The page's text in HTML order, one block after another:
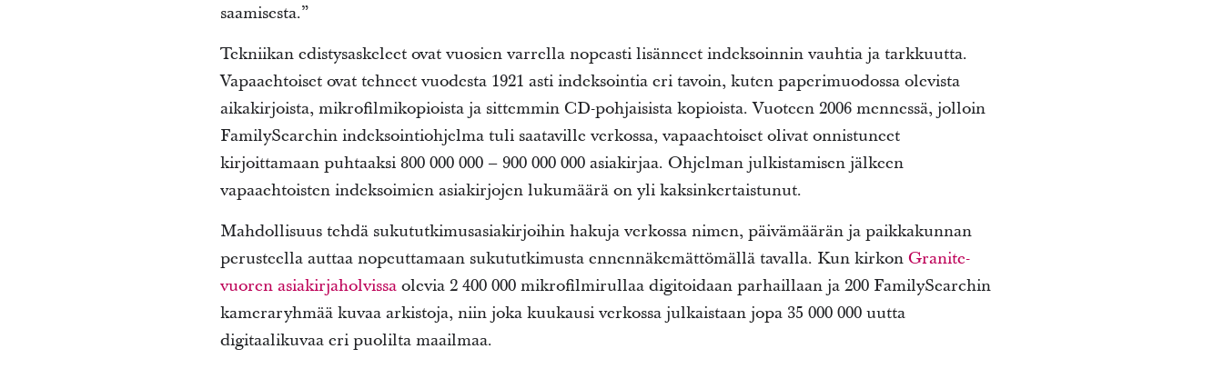
saamisesta.”
Tekniikan edistysaskeleet ovat vuosien varrella nopeasti lisänneet indeksoinnin vauhtia ja tarkkuutta.
Vapaaehtoiset ovat tehneet vuodesta 1921 asti indeksointia eri tavoin, kuten paperimuodossa olevista
aikakirjoista, mikrofilmikopioista ja sittemmin CD-pohjaisista kopioista. Vuoteen 2006 mennessä, jolloin
FamilySearchin indeksointiohjelma tuli saataville verkossa, vapaaehtoiset olivat onnistuneet
kirjoittamaan puhtaaksi 800 000 000 – 900 000 000 asiakirjaa. Ohjelman julkistamisen jälkeen
vapaaehtoisten indeksoimien asiakirjojen lukumäärä on yli kaksinkertaistunut.
Mahdollisuus tehdä sukututkimusasiakirjoihin hakuja verkossa nimen, päivämäärän ja paikkakunnan
perusteella auttaa nopeuttamaan sukututkimusta ennennäkemättömällä tavalla. Kun kirkon Granite-
vuoren asiakirjaholvissaolevia 2 400 000 mikrofilmirullaa digitoidaan parhaillaan ja 200 FamilySearchin
kameraryhmää kuvaa arkistoja, niin joka kuukausi verkossa julkaistaan jopa 35 000 000 uutta
digitaalikuvaa eri puolilta maailmaa.